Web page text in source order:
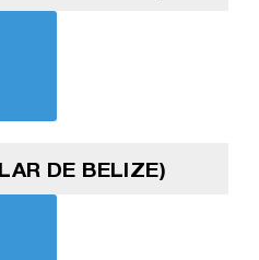
DE BELIZE)